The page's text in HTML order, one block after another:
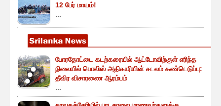
12 பேர் மாயம்!
போரதோட்டை கடற்கரையில் ஆட்டோவிற்குள் எரிந்த
நிலையில் பொலிஸ் அதிகாரியின் சடலம் கண்டெடுப்பு:
தீவிர விசாரணை ஆரம்பம்